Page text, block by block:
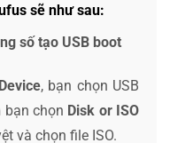
sẽ như sau:
số tạo USB boot
Device, bạn chọn USB
bạn chọn Disk or ISO
và chọn file ISO.